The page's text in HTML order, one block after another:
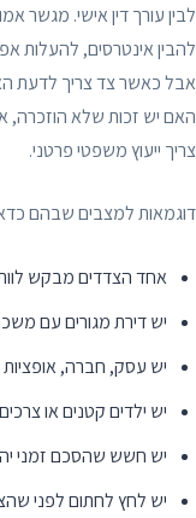
לבין עורך דין אישי. מגשר
להבין אינטרסים, להעלות
אבל כאשר צד צריך לדעת
האם יש זכות שלא הוזכרה,
צריך ייעוץ משפטי פרטני.
דוגמאות למצבים שבהם
אחד הצדדים מבקש
יש דירת מגורים עם
יש עסק, חברה,
יש ילדים קטנים או
יש חשש שהסכם זמני
יש לחץ לחתום לפני